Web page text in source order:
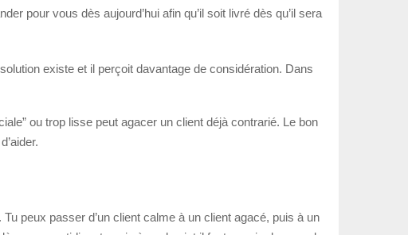
pour vous dès aujourd’hui afin qu’il soit livré dès qu’il sera
existe et il perçoit davantage de considération. Dans
ou trop lisse peut agacer un client déjà contrarié. Le bon
peux passer d’un client calme à un client agacé, puis à un